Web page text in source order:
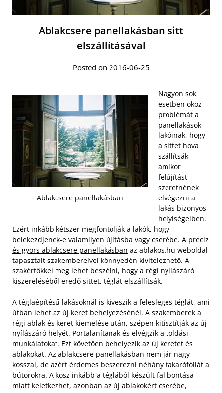
Ablakcsere panellakásban sitt
elszállításával
Posted on 2016-06-25
Ablakcsere panellakásban
Nagyon sok
esetben okoz
problémát a
panellakások
lakóinak, hogy
a sittet hova
szállítsák
amikor
felújítást
szeretnének
elvégezni a
lakás bizonyos
helyiségeiben.
Ezért inkább kétszer megfontolják a lakók, hogy
belekezdjenek-e valamilyen újításba vagy cserébe. A precíz
és gyors ablakcsere panellakásban az ablakos.hu weboldal
tapasztalt szakembereivel könnyedén kivitelezhető. A
szakértőkkel meg lehet beszélni, hogy a régi nyílászáró
kiszereléséből eredő sittet, téglát elszállítsák.
A téglaépítésű lakásoknál is kiveszik a felesleges téglát, ami
útban lehet az új keret behelyezésénél. A szakemberek a
régi ablak és keret kiemelése után, szépen kitisztítják az új
nyílászáró helyét. Portalanítanak és elvégzik a toldási
munkálatokat. Ezt követően behelyezik az új keretet és
ablakokat. Az ablakcsere panellakásban nem jár nagy
kosszal, de azért érdemes beszerezni néhány takarófóliát a
bútorokra. A kosz inkább a téglából készült fal bontása
miatt keletkezhet, azonban az új ablakokért cserébe,